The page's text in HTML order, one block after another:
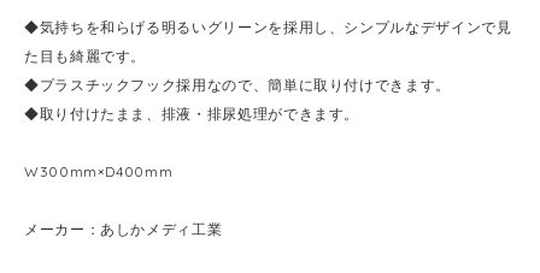
◆気持ちを和らげる明るいグリーンを採用し、シンプルなデザインで見
た目も綺麗です。
◆プラスチックフック採用なので、簡単に取り付けできます。
◆取り付けたまま、排液・排尿処理ができます。
W300mm×D400mm
メーカー：あしかメディ工業